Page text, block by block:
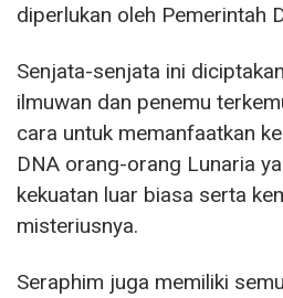
diperlukan oleh Pemerintah
Senjata-senjata ini
ilmuwan dan penemu
cara untuk memanfaatkan
DNA orang-orang Lunaria
kekuatan luar biasa serta
misteriusnya.
Seraphim juga memiliki